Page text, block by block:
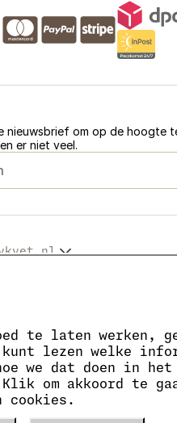
te laten werken,
lezen welke
we dat doen in het
om akkoord te
cookies.
nieuwsbrief om op de hoogte
er niet veel.
ingeschreven in het
het EKO-KOM-systeem onder
0636 voor de
btw-nummer is
is eng827q.